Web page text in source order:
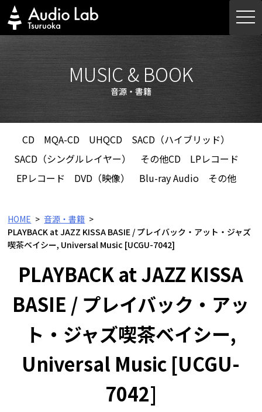
Skip
to
content
MUSIC & BOOK
音源・書籍
CD MQA-CD UHQCD
SACD（ハイブリッド）
SACD（シングルレイヤー）
その他CD
LPレコード
EPレコード
DVD（映像） Blu-ray Audio その他
HOME
音源・書籍
PLAYBACK at JAZZ KISSA BASIE / プレイバック・アット・ジャズ
喫茶ベイシー, Universal Music [UCGU-7042]
PLAYBACK at JAZZ KISSA
BASIE / プレイバック・アッ
ト・ジャズ喫茶ベイシー,
Universal Music [UCGU-
7042]